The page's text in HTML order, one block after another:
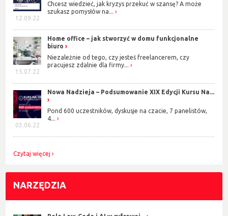
12.09.22
Chcesz wiedzieć, jak kryzys przekuć w szansę? A może
szukasz pomysłów na...
15.07.22
Home office – jak stworzyć w domu funkcjonalne
biuro
Niezależnie od tego, czy jesteś freelancerem, czy
pracujesz zdalnie dla firmy...
03.06.22
Nowa Nadzieja – Podsumowanie XIX Edycji Kursu Na...
Pond 600 uczestników, dyskusje na czacie, 7 panelistów,
4...
Czytaj więcej
NARZĘDZIA